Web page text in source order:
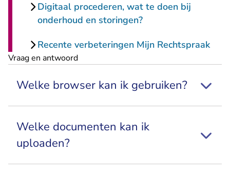
Digitaal procederen, wat te doen bij
onderhoud en storingen?
Recente verbeteringen Mijn Rechtspraak
Vraag en antwoord
Welke browser kan ik gebruiken?
Welke documenten kan ik
uploaden?